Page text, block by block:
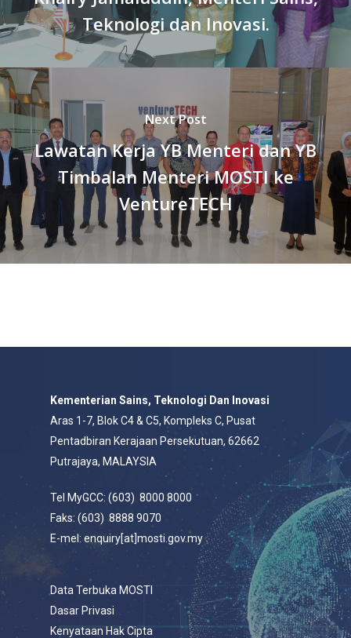
Teknologi dan Inovasi.
Next Post
Lawatan Kerja YB Menteri dan YB
Timbalan Menteri MOSTI ke
VentureTECH
Kementerian Sains, Teknologi Dan Inovasi
Aras 1-7, Blok C4 & C5, Kompleks C, Pusat
Pentadbiran Kerajaan Persekutuan, 62662
Putrajaya, MALAYSIA
Tel MyGCC: (603) 8000 8000
Faks: (603) 8888 9070
E-mel: enquiry[at]mosti.gov.my
Data Terbuka MOSTI
Dasar Privasi
Kenyataan Hak Cipta